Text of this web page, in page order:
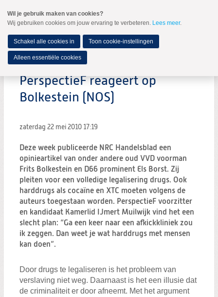
naar
Spring
de
inhoud
Spring
naar
hoofdmenu
MENU
Zoeken:
Zoeken
PerspectieF reageert op
Bolkestein (NOS)
zaterdag 22 mei 2010 17:19
Deze week publiceerde NRC Handelsblad een
opinieartikel van onder andere oud VVD voorman
Frits Bolkestein en D66 prominent Els Borst. Zij
pleiten voor een volledige legalisering drugs. Ook
harddrugs als cocaïne en XTC moeten volgens de
auteurs toegestaan worden. PerspectieF voorzitter
en kandidaat Kamerlid IJmert Muilwijk vind het een
slecht plan: “Ga een keer naar een afkickkliniek zou
ik zeggen. Dan weet je wat harddrugs met mensen
kan doen”.
Door drugs te legaliseren is het probleem van
verslaving niet weg. Daarnaast is het een illusie dat
de criminaliteit er door afneemt. Met het argument
Wil je gebruik maken van cookies?
Wij gebruiken cookies om jouw ervaring te verbeteren. Lees meer.
Schakel alle cookies in Toon cookie-instellingen
Alleen essentiële cookies